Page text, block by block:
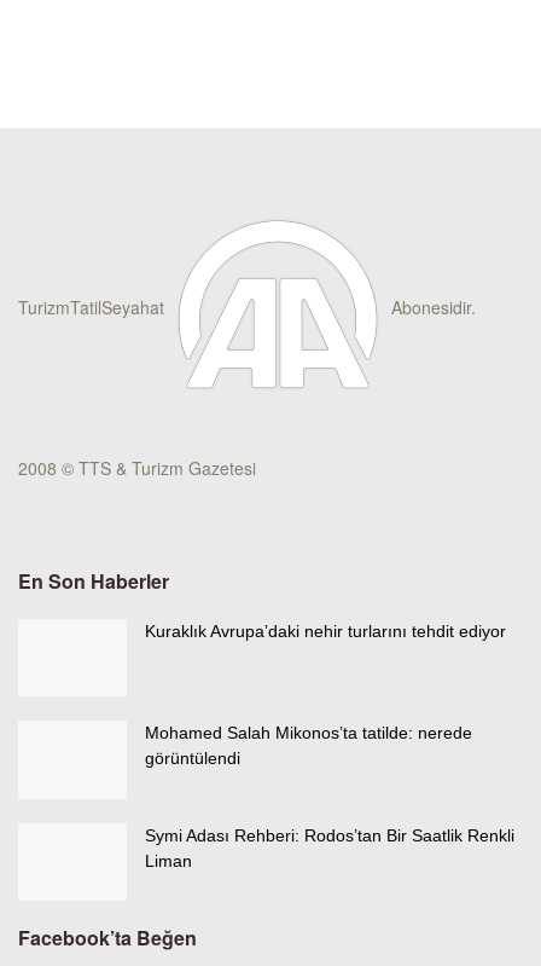
TurizmTatilSeyahat Abonesidir.
2008 © TTS & Turizm Gazetesi
En Son Haberler
Kuraklık Avrupa’daki nehir turlarını tehdit ediyor
Mohamed Salah Mikonos’ta tatilde: nerede
görüntülendi
Symi Adası Rehberi: Rodos’tan Bir Saatlik Renkli
Liman
Facebook’ta Beğen